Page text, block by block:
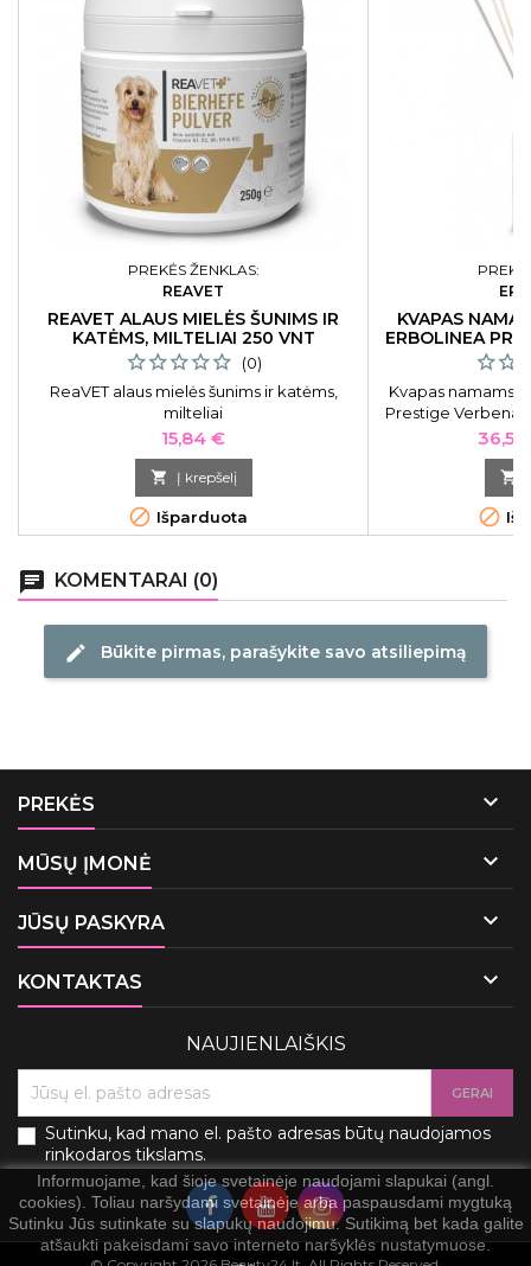
PREKĖS ŽENKLAS:
REAVET
REAVET ALAUS MIELĖS ŠUNIMS IR
KATĖMS, MILTELIAI 250 VNT
(0)
ReaVET alaus mielės šunims ir katėms,
milteliai
Kaina
15,84 €
 Į krepšelį
 Išparduota
KVAPAS
ERBOLINEA
Kvapas namams
Prestige Verbena
Kaina
36,55


chat KOMENTARAI (0)
edit Būkite pirmas, parašykite savo atsiliepimą
PREKĖS 
MŪSŲ ĮMONĖ 
JŪSŲ PASKYRA 
KONTAKTAS 
Informuojame, kad šioje svetainėje naudojami slapukai (angl.
cookies). Toliau naršydami svetainėje arba paspausdami mygtuką
Sutinku Jūs sutinkate su slapukų naudojimu. Sutikimą bet kada galite
atšaukti pakeisdami savo interneto naršyklės nustatymuose.
NAUJIENLAIŠKIS
Sutinku, kad mano el. pašto adresas būtų naudojamos
rinkodaros tikslams.